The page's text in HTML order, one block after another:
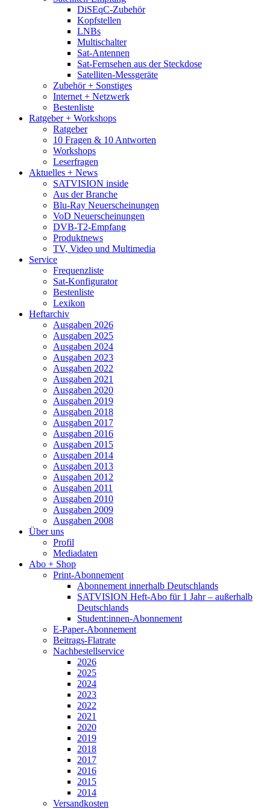
DiSEqC-Zubehör
Kopfstellen
LNBs
Multischalter
Sat-Antennen
Sat-Fernsehen aus der Steckdose
Satelliten-Messgeräte
Zubehör + Sonstiges
Internet + Netzwerk
Bestenliste
Ratgeber + Workshops
Ratgeber
10 Fragen & 10 Antworten
Workshops
Leserfragen
Aktuelles + News
SATVISION inside
Aus der Branche
Blu-Ray Neuerscheinungen
VoD Neuerscheinungen
DVB-T2-Empfang
Produktnews
TV, Video und Multimedia
Service
Frequenzliste
Sat-Konfigurator
Bestenliste
Lexikon
Heftarchiv
Ausgaben 2026
Ausgaben 2025
Ausgaben 2024
Ausgaben 2023
Ausgaben 2022
Ausgaben 2021
Ausgaben 2020
Ausgaben 2019
Ausgaben 2018
Ausgaben 2017
Ausgaben 2016
Ausgaben 2015
Ausgaben 2014
Ausgaben 2013
Ausgaben 2012
Ausgaben 2011
Ausgaben 2010
Ausgaben 2009
Ausgaben 2008
Über uns
Profil
Mediadaten
Abo + Shop
Print-Abonnement
Abonnement innerhalb Deutschlands
SATVISION Heft-Abo für 1 Jahr – außerhalb
Deutschlands
Student:innen-Abonnement
E-Paper-Abonnement
Beitrags-Flatrate
Nachbestellservice
2026
2025
2024
2023
2022
2021
2020
2019
2018
2017
2016
2015
2014
Versandkosten